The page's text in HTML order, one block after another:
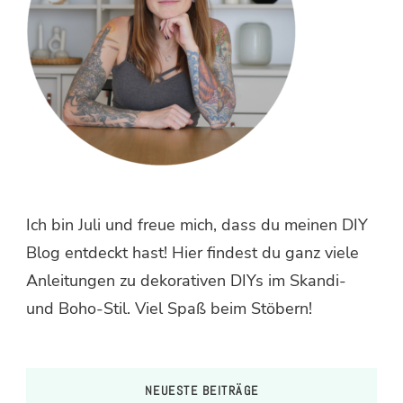
Ich bin Juli und freue mich, dass du meinen DIY
Blog entdeckt hast! Hier findest du ganz viele
Anleitungen zu dekorativen DIYs im Skandi-
und Boho-Stil. Viel Spaß beim Stöbern!
NEUESTE BEITRÄGE